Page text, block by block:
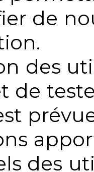
de
des
de
des